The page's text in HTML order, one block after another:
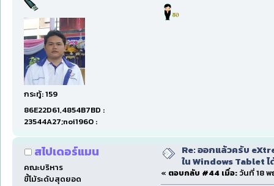
กระทู้: 159
86E22D61,4854B7BD :
23544A27;noi1960 :
สไปเดอร์แมน
คณะบริหาร
ขี้โม้ระดับสุดยอด
Re: ออกแล้วครับ
ใน Windows Tablet
« ตอบกลับ #44 เมื่อ: วันที่ 18